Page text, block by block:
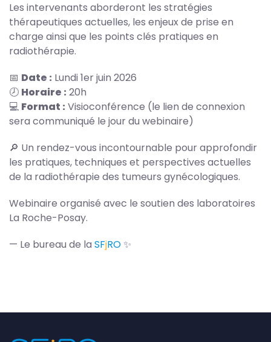
Les intervenants aborderont les stratégies
thérapeutiques actuelles, les enjeux de prise en
charge ainsi que les points clés pratiques en
radiothérapie.
📅 Date : Lundi 1er juin 2026
🕗 Horaire : 20h
💻 Format : Visioconférence (le lien de connexion
sera communiqué le jour du webinaire)
🔎 Un rendez-vous incontournable pour approfondir
les pratiques, techniques et perspectives actuelles
de la radiothérapie des tumeurs gynécologiques.
Webinaire organisé avec le soutien des laboratoires
La Roche-Posay.
— Le bureau de la SFjRO✨